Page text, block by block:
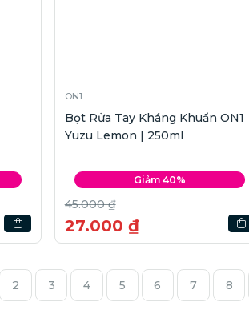
ON1
Bọt Rửa Tay Kháng Khuẩn ON1
Yuzu Lemon | 250ml
Giảm 40%
45.000 ₫
27.000 ₫
2 3 4 5 6 7 8